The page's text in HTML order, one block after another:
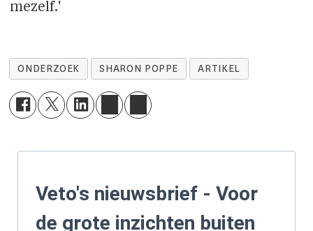
mezelf.'
ONDERZOEK SHARON POPPE ARTIKEL
Veto's nieuwsbrief - Voor
de grote inzichten buiten